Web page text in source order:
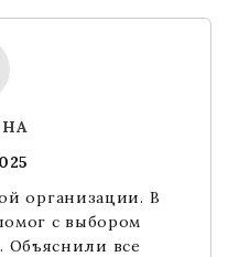
организации. В
с выбором
Объяснили все